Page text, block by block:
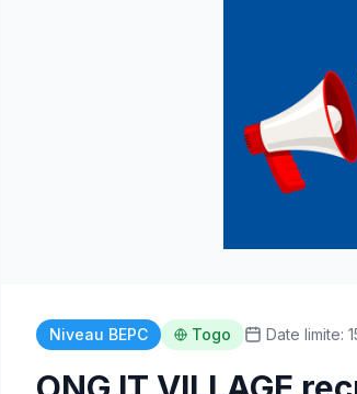
Niveau BEPC Togo Date limite: